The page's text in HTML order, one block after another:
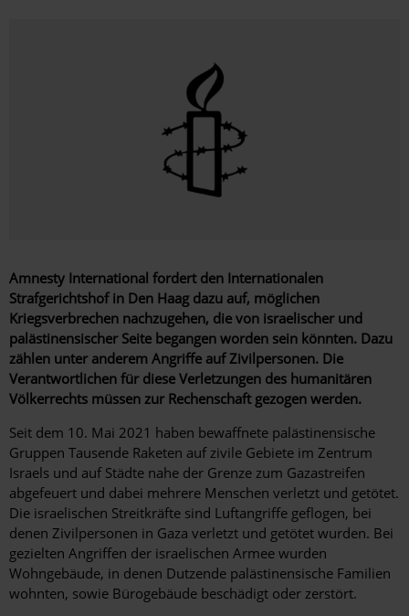
Amnesty International fordert den Internationalen
Strafgerichtshof in Den Haag dazu auf, möglichen
Kriegsverbrechen nachzugehen, die von israelischer und
palästinensischer Seite begangen worden sein könnten. Dazu
zählen unter anderem Angriffe auf Zivilpersonen. Die
Verantwortlichen für diese Verletzungen des humanitären
Völkerrechts müssen zur Rechenschaft gezogen werden.
Seit dem 10. Mai 2021 haben bewaffnete palästinensische
Gruppen Tausende Raketen auf zivile Gebiete im Zentrum
Israels und auf Städte nahe der Grenze zum Gazastreifen
abgefeuert und dabei mehrere Menschen verletzt und getötet.
Die israelischen Streitkräfte sind Luftangriffe geflogen, bei
denen Zivilpersonen in Gaza verletzt und getötet wurden. Bei
gezielten Angriffen der israelischen Armee wurden
Wohngebäude, in denen Dutzende palästinensische Familien
wohnten, sowie Bürogebäude beschädigt oder zerstört.